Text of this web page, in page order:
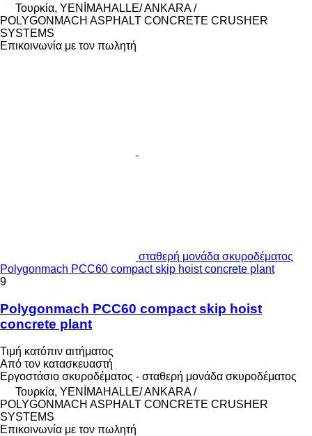
Τουρκία, YENİMAHALLE/ ANKARA /
POLYGONMACH ASPHALT CONCRETE CRUSHER
SYSTEMS
Επικοινωνία με τον πωλητή
σταθερή μονάδα σκυροδέματος
Polygonmach PCC60 compact skip hoist concrete plant
9
Polygonmach PCC60 compact skip hoist
concrete plant
Τιμή κατόπιν αιτήματος
Από τον κατασκευαστή
Εργοστάσιο σκυροδέματος - σταθερή μονάδα σκυροδέματος
Τουρκία, YENİMAHALLE/ ANKARA /
POLYGONMACH ASPHALT CONCRETE CRUSHER
SYSTEMS
Επικοινωνία με τον πωλητή